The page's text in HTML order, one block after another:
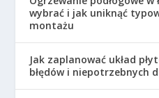
wybrać i jak uniknąć
montażu
Jak zaplanować układ
błędów i niepotrzebnych